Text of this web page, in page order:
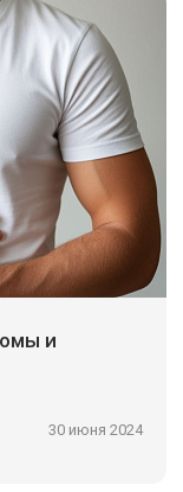
и
30 июня 2024